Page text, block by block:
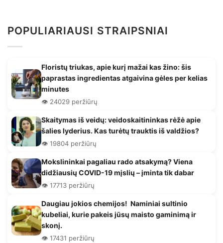
POPULIARIAUSI STRAIPSNIAI
Floristų triukas, apie kurį mažai kas žino: šis
paprastas ingredientas atgaivina gėles per kelias
minutes
👁️ 24029 peržiūrų
Skaitymas iš veidų: veidoskaitininkas rėžė apie
šalies lyderius. Kas turėtų trauktis iš valdžios?
👁️ 19804 peržiūrų
Mokslininkai pagaliau rado atsakymą? Viena
didžiausių COVID-19 mįslių – įminta tik dabar
👁️ 17713 peržiūrų
Daugiau jokios chemijos! Naminiai sultinio
kubeliai, kurie pakeis jūsų maisto gaminimą ir
skonį.
👁️ 17431 peržiūrų